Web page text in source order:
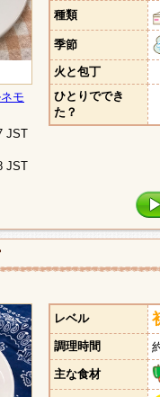
モ
JST
JST
種類
季節
火と包丁
ひとりででき
た？
レベル
調理時間
主な食材